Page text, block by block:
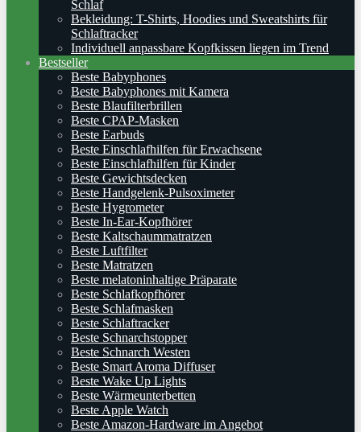
Schlaf
Bekleidung: T-Shirts, Hoodies und Sweatshirts für
Schlaftracker
Individuell anpassbare Kopfkissen liegen im Trend
Bestseller
Beste Babyphones
Beste Babyphones mit Kamera
Beste Blaufilterbrillen
Beste CPAP-Masken
Beste Earbuds
Beste Einschlafhilfen für Erwachsene
Beste Einschlafhilfen für Kinder
Beste Gewichtsdecken
Beste Handgelenk-Pulsoximeter
Beste Hygrometer
Beste In-Ear-Kopfhörer
Beste Kaltschaummatratzen
Beste Luftfilter
Beste Matratzen
Beste melatoninhaltige Präparate
Beste Schlafkopfhörer
Beste Schlafmasken
Beste Schlaftracker
Beste Schnarchstopper
Beste Schnarch Westen
Beste Smart Aroma Diffuser
Beste Wake Up Lights
Beste Wärmeunterbetten
Beste Apple Watch
Beste Amazon-Hardware im Angebot